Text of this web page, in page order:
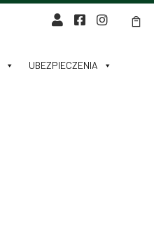
UBEZPIECZENIA